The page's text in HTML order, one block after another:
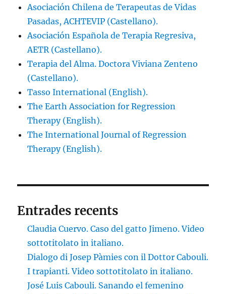
Asociación Chilena de Terapeutas de Vidas
Pasadas, ACHTEVIP (Castellano).
Asociación Española de Terapia Regresiva,
AETR (Castellano).
Terapia del Alma. Doctora Viviana Zenteno
(Castellano).
Tasso International (English).
The Earth Association for Regression
Therapy (English).
The International Journal of Regression
Therapy (English).
Entrades recents
Claudia Cuervo. Caso del gatto Jimeno. Video
sottotitolato in italiano.
Dialogo di Josep Pàmies con il Dottor Cabouli.
I trapianti. Video sottotitolato in italiano.
José Luis Cabouli. Sanando el femenino